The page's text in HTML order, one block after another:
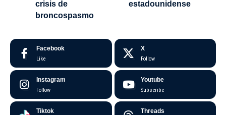
crisis de
broncospasmo
estadounidense
Facebook
Like
X
Follow
Instagram
Follow
Youtube
Subscribe
Tiktok Threads